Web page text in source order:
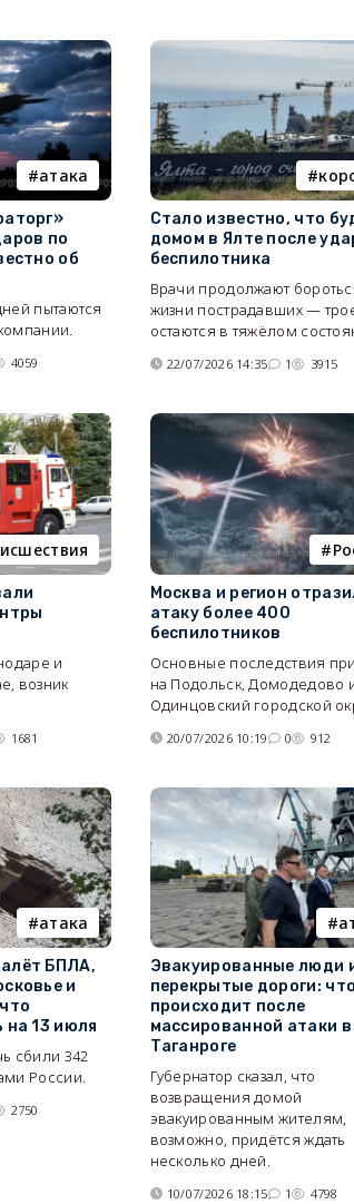
атака
по
об
пытаются
4059
Стало известно, что
домом в Ялте после
беспилотника
Врачи продолжают
жизни пострадавших —
остаются в тяжёлом
22/07/2026 14:35 1 3915
и
возник
1681
Москва и регион
атаку более 400
беспилотников
Основные последствия
на Подольск, Домодедово
Одинцовский городской
20/07/2026 10:19 0 912
атака
БПЛА,
и
на 13 июля
сбили 342
России.
2750
Эвакуированные люди
перекрытые дороги: что
происходит после
массированной атаки в
Таганроге
Губернатор сказал, что
возвращения домой
эвакуированным жителям,
возможно, придётся ждать
несколько дней.
10/07/2026 18:15 1 4798